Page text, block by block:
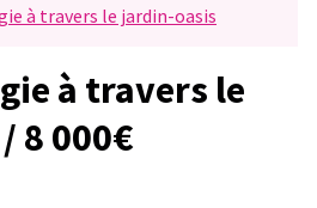
à travers le jardin-oasis
à travers le
8 000€